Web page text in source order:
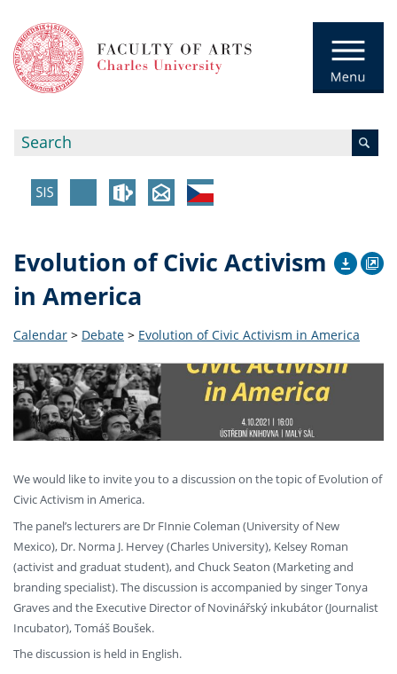
Evolution of Civic Activism
in America
Calendar > Debate > Evolution of Civic Activism in America
We would like to invite you to a discussion on the topic of Evolution of
Civic Activism in America.
The panel’s lecturers are Dr FInnie Coleman (University of New
Mexico), Dr. Norma J. Hervey (Charles University), Kelsey Roman
(activist and graduat student), and Chuck Seaton (Marketing and
branding specialist). The discussion is accompanied by singer Tonya
Graves and the Executive Director of Novinářský inkubátor (Journalist
Incubator), Tomáš Boušek.
The discussion is held in English.